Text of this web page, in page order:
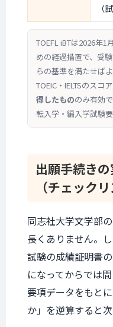
（
TOEFL iBTは2026年1
めの経過措置で、受
らの基準を満たせば
TOEIC・IELTSのスコ
得したもののみ有効
転入学・編入学試験要
出願手続き
（チェックリ
同志社大学文学部
長くありません。
試験の成績証明書
になってからでは
要項データをもと
か」を逆算すると